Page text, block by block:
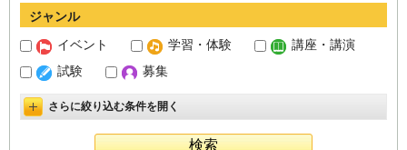
ジャンル
イベント
学習・体験
講座・講演
試験
募集
詳細設定を開く
さらに絞り込む条件を開く